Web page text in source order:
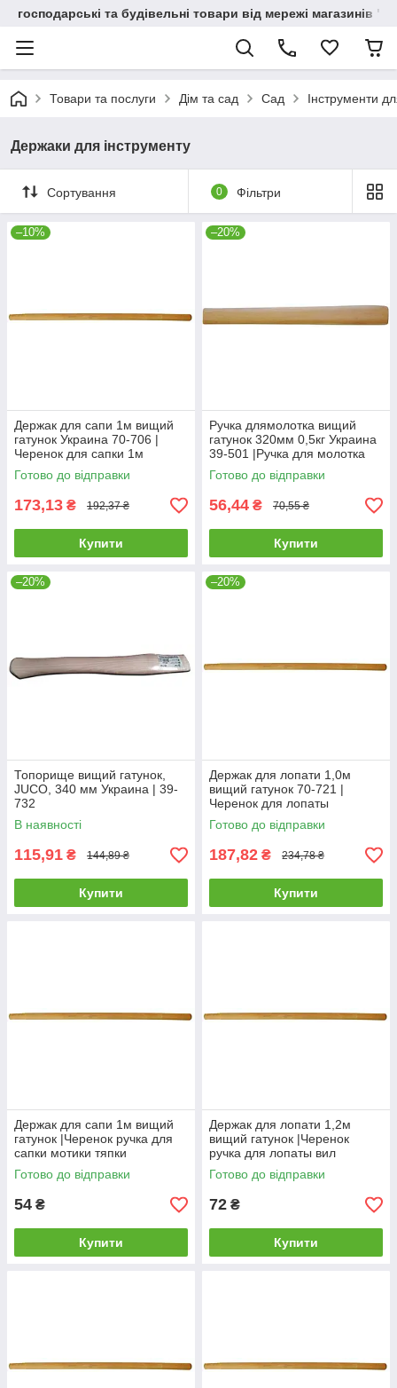
господарські та будівельні товари від мережі магазинів
Товари та послуги Дім та сад Сад Інструменти
Держаки для інструменту
Сортування 0 Фільтри
–10%
Держак для сапи 1м вищий
гатунок Украина 70-706 |
Черенок для сапки 1м
высший сорт Украина
Готово до відправки
173,13 ₴ 192,37 ₴
Купити
–20%
Ручка длямолотка вищий
гатунок 320мм 0,5кг Украина
39-501 |Ручка для молотка
высший сорт 320мм 0,5кг
Украина
Готово до відправки
56,44 ₴ 70,55 ₴
Купити
–20%
Топорище вищий гатунок,
JUCO, 340 мм Украина | 39-
732
В наявності
115,91 ₴ 144,89 ₴
Купити
–20%
Держак для лопати 1,0м
вищий гатунок 70-721 |
Черенок для лопаты
Готово до відправки
187,82 ₴ 234,78 ₴
Купити
Держак для сапи 1м вищий
гатунок |Черенок ручка для
сапки мотики тяпки
Готово до відправки
54 ₴
Купити
Держак для лопати 1,2м
вищий гатунок |Черенок
ручка для лопаты вил
Готово до відправки
72 ₴
Купити